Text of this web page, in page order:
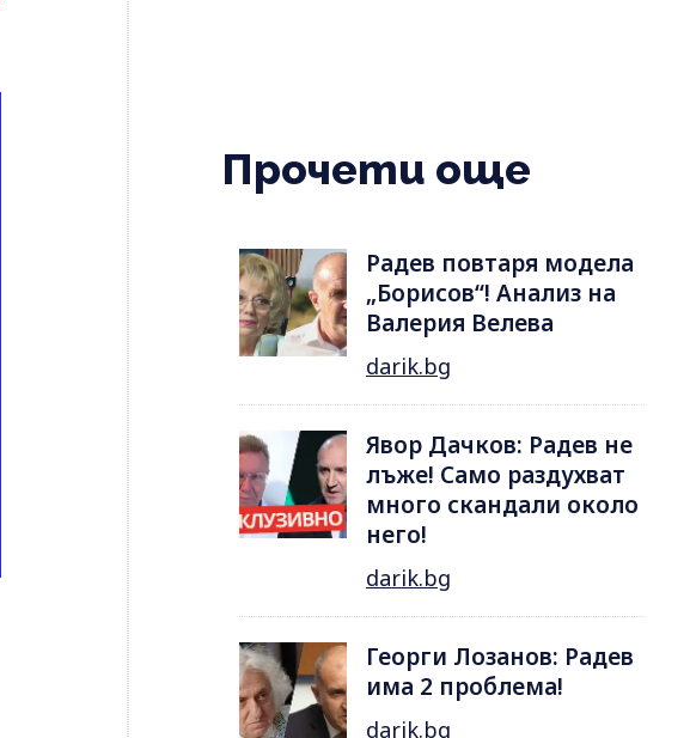
Прочети още
Радев повтаря модела
„Борисов“! Анализ на
Валерия Велева
darik.bg
Явор Дачков: Радев не
лъже! Само раздухват
много скандали около
него!
darik.bg
Георги Лозанов: Радев
има 2 проблема!
darik.bg